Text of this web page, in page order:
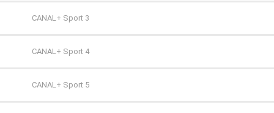
TV 4
TV 6
TV Puls
AXN Black
AXN Spin
AXN White
CANAL+ Sport 3
CANAL+ Sport 4
CANAL+ Sport 5